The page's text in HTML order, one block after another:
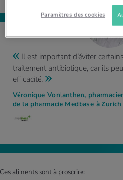
Il est important d’éviter
traitement antibiotique, car ils
efficacité.
Véronique Vonlanthen,
de la pharmacie Medbase à
Ces aliments sont à proscrire:
Paramètres des cookies